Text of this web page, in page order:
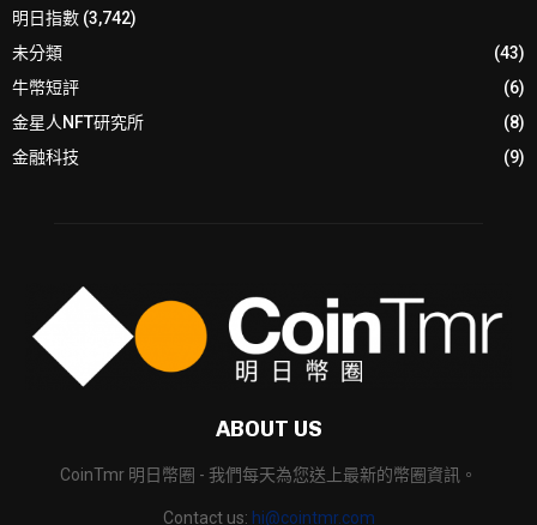
明日指數 (3,742)
未分類
(43)
牛幣短評
(6)
金星人NFT研究所
(8)
金融科技
(9)
ABOUT US
CoinTmr 明日幣圈 - 我們每天為您送上最新的幣圈資訊。
Contact us: hi@cointmr.com